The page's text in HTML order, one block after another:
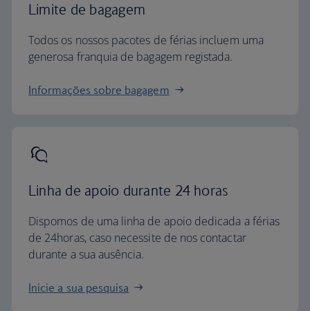
Limite de bagagem
Todos os nossos pacotes de férias incluem uma
generosa franquia de bagagem registada.
Informações sobre bagagem
Linha de apoio durante 24 horas
Dispomos de uma linha de apoio dedicada a férias
de 24horas, caso necessite de nos contactar
durante a sua ausência.
Inicie a sua pesquisa